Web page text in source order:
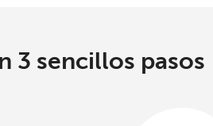
3 sencillos pasos